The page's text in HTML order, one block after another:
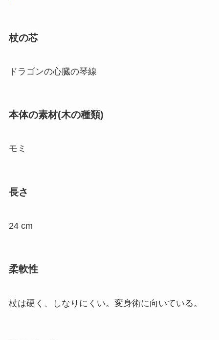
杖の芯
ドラゴンの心臓の琴線
本体の素材(木の種類)
モミ
長さ
24 cm
柔軟性
杖は硬く、しなりにくい。変身術に向いている。